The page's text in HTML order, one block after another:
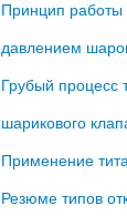
Принцип работы
давлением
Грубый процесс
шарикового
Применение
Резюме типов